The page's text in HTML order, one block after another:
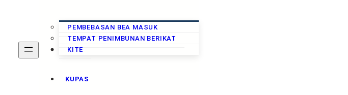
PEMBEBASAN BEA MASUK
TEMPAT PENIMBUNAN BERIKAT
KITE
PAJAK
KUPAS